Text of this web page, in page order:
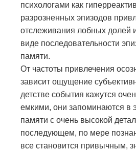
психологами как
разрозненных эпизодов
отслеживания лобных долей
виде последовательности
памяти.
От частоты привлечения
зависит ощущение
детстве события кажутся
емкими, они запоминаются в
памяти с очень высокой
последующем, по мере
все становится привычным,